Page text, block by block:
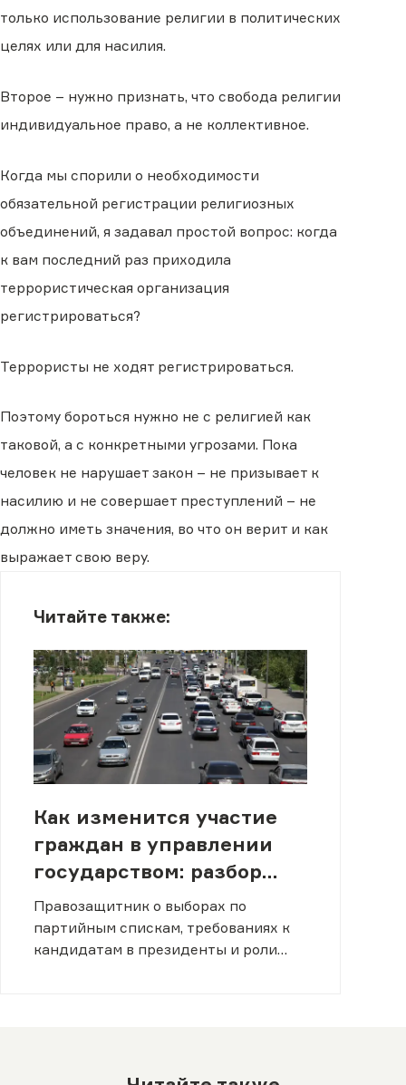
только использование религии в политических
целях или для насилия.
Второе – нужно признать, что свобода религии
индивидуальное право, а не коллективное.
Когда мы спорили о необходимости
обязательной регистрации религиозных
объединений, я задавал простой вопрос: когда
к вам последний раз приходила
террористическая организация
регистрироваться?
Террористы не ходят регистрироваться.
Поэтому бороться нужно не с религией как
таковой, а с конкретными угрозами. Пока
человек не нарушает закон – не призывает к
насилию и не совершает преступлений – не
должно иметь значения, во что он верит и как
выражает свою веру.
Читайте также:
Как изменится участие
граждан в управлении
государством: разбор
новой Конституции от
Евгения Жовтиса
Правозащитник о выборах по
партийным спискам, требованиях к
кандидатам в президенты и роли